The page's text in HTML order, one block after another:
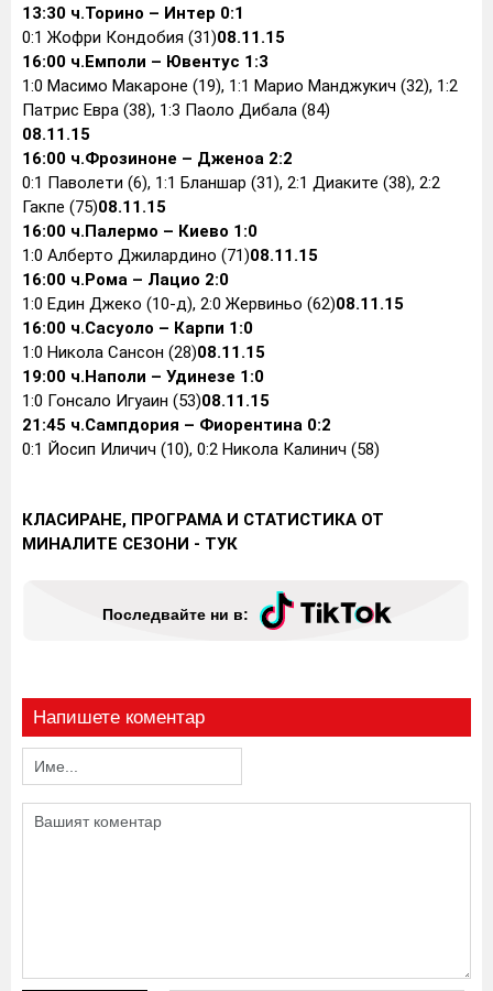
13:30 ч.Торино – Интер 0:1
0:1 Жофри Кондобия (31)08.11.15
16:00 ч.Емполи – Ювентус 1:3
1:0 Масимо Макароне (19), 1:1 Марио Манджукич (32), 1:2
Патрис Евра (38), 1:3 Паоло Дибала (84)
08.11.15
16:00 ч.Фрозиноне – Дженоа 2:2
0:1 Паволети (6), 1:1 Бланшар (31), 2:1 Диаките (38), 2:2
Гакпе (75)08.11.15
16:00 ч.Палермо – Киево 1:0
1:0 Алберто Джилардино (71)08.11.15
16:00 ч.Рома – Лацио 2:0
1:0 Един Джеко (10-д), 2:0 Жервиньо (62)08.11.15
16:00 ч.Сасуоло – Карпи 1:0
1:0 Никола Сансон (28)08.11.15
19:00 ч.Наполи – Удинезе 1:0
1:0 Гонсало Игуаин (53)08.11.15
21:45 ч.Сампдория – Фиорентина 0:2
0:1 Йосип Иличич (10), 0:2 Никола Калинич (58)
КЛАСИРАНЕ, ПРОГРАМА И СТАТИСТИКА ОТ
МИНАЛИТЕ СЕЗОНИ - ТУК
Последвайте ни в:
Напишете коментар